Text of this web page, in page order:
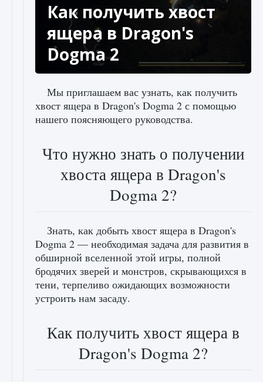
Как получить хвост
ящера в Dragon's
Dogma 2
Мы приглашаем вас узнать, как получить
хвост ящера в Dragon's Dogma 2 с помощью
нашего поясняющего руководства.
Что нужно знать о получении
хвоста ящера в Dragon's
Dogma 2?
Знать, как добыть хвост ящера в Dragon's
Dogma 2 — необходимая задача для развития в
обширной вселенной этой игры, полной
бродячих зверей и монстров, скрывающихся в
тени, терпеливо ожидающих возможности
устроить нам засаду.
Как получить хвост ящера в
Dragon's Dogma 2?